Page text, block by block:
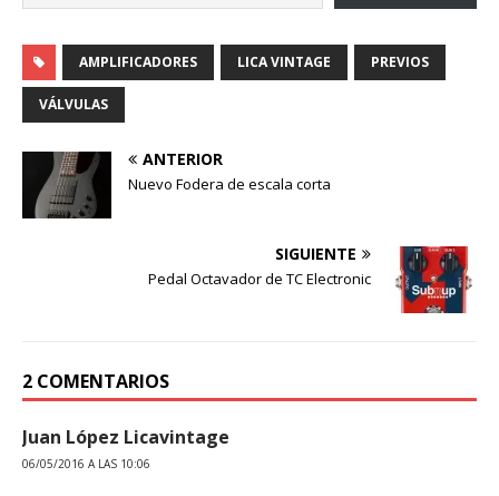
AMPLIFICADORES LICA VINTAGE PREVIOS
VÁLVULAS
ANTERIOR
Nuevo Fodera de escala corta
SIGUIENTE
Pedal Octavador de TC Electronic
2 COMENTARIOS
Juan López Licavintage
06/05/2016 A LAS 10:06